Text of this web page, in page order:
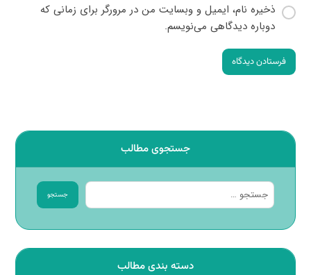
ذخیره نام، ایمیل و وبسایت من در مرورگر برای زمانی که
دوباره دیدگاهی می‌نویسم.
فرستادن دیدگاه
جستجوی مطالب
جستجو
دسته بندی مطالب